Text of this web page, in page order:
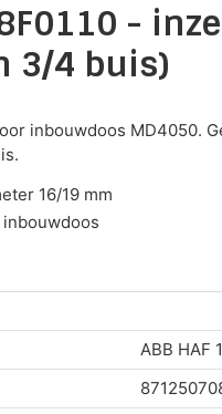
-
3/4 buis)
inbouwdoos MD4050.
16/19 mm
ABB HAF